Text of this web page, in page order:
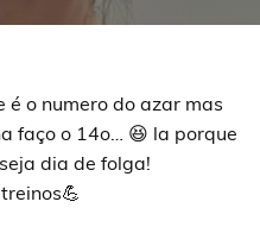
é o numero do azar mas
faço o 14o… 😆 la porque
dia de folga!